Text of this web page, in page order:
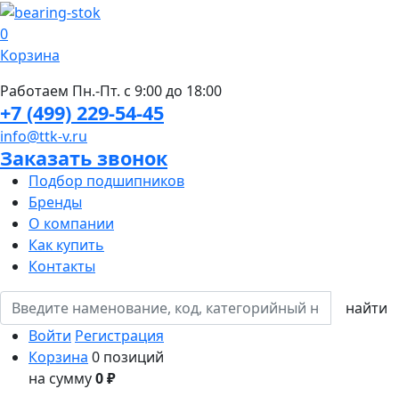
0
Корзина
Работаем Пн.-Пт. с 9:00 до 18:00
+7 (499) 229-54-45
info@ttk-v.ru
Заказать звонок
Подбор подшипников
Бренды
О компании
Как купить
Контакты
Войти Регистрация
Корзина 0 позиций
на сумму0 ₽